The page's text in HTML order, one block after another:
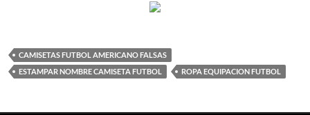
CAMISETAS FUTBOL AMERICANO FALSAS
ESTAMPAR NOMBRE CAMISETA FUTBOL
ROPA EQUIPACION FUTBOL